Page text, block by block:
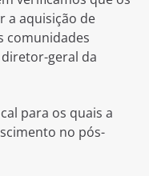
a aquisição de
comunidades
diretor-geral da
para os quais a
no pós-